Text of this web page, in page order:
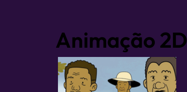
Animação 2D